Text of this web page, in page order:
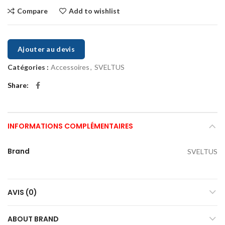
Compare Add to wishlist
Ajouter au devis
Catégories : Accessoires, SVELTUS
Share
INFORMATIONS COMPLÉMENTAIRES
Brand SVELTUS
AVIS (0)
ABOUT BRAND